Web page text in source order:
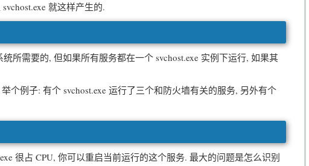
就这样产生的.
需要的, 但如果所有服务都在一个 svchost.exe 实例下运行, 如果其
例子: 有个 svchost.exe 运行了三个和防火墙有关的服务, 另外有个
占 CPU, 你可以重启当前运行的这个服务. 最大的问题是怎么识别